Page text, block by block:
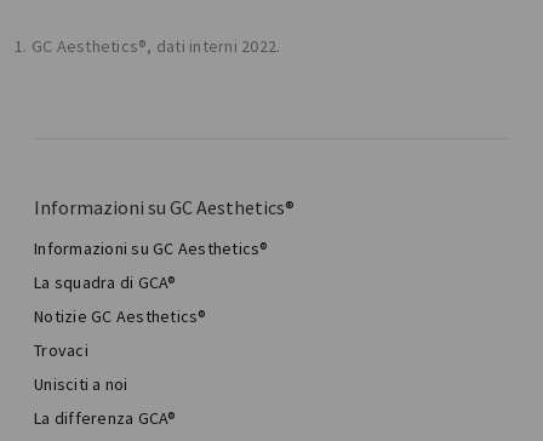
1. GC Aesthetics®, dati interni 2022.
Informazioni su GC Aesthetics®
Informazioni su GC Aesthetics®
La squadra di GCA®
Notizie GC Aesthetics®
Trovaci
Unisciti a noi
La differenza GCA®